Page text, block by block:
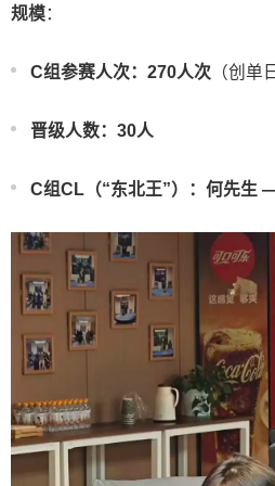
规模：
C组参赛人次：270人次 （创单
晋级人数：30人
C组CL（“东北王”）：何先生